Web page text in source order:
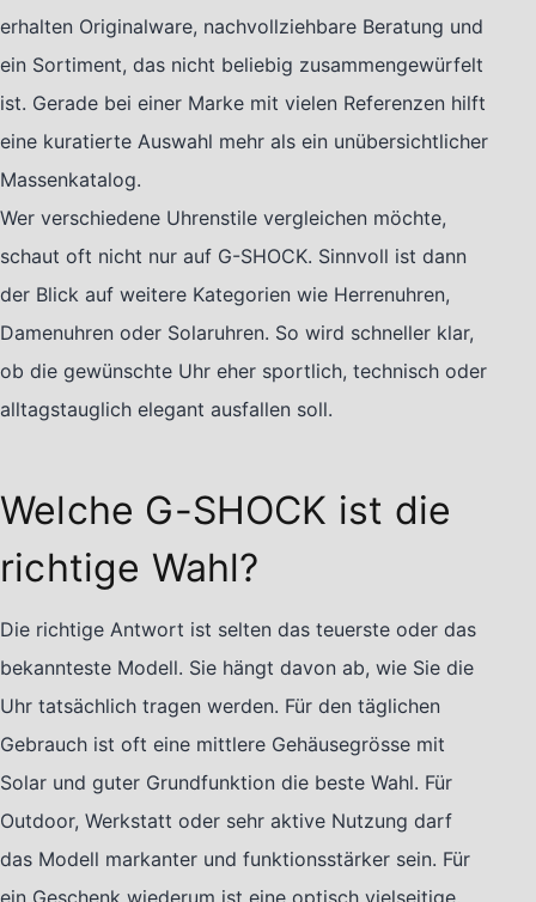
erhalten Originalware, nachvollziehbare Beratung und
ein Sortiment, das nicht beliebig zusammengewürfelt
ist. Gerade bei einer Marke mit vielen Referenzen hilft
eine kuratierte Auswahl mehr als ein unübersichtlicher
Massenkatalog.
Wer verschiedene Uhrenstile vergleichen möchte,
schaut oft nicht nur auf G-SHOCK. Sinnvoll ist dann
der Blick auf weitere Kategorien wie Herrenuhren,
Damenuhren oder Solaruhren. So wird schneller klar,
ob die gewünschte Uhr eher sportlich, technisch oder
alltagstauglich elegant ausfallen soll.
Welche G-SHOCK ist die
richtige Wahl?
Die richtige Antwort ist selten das teuerste oder das
bekannteste Modell. Sie hängt davon ab, wie Sie die
Uhr tatsächlich tragen werden. Für den täglichen
Gebrauch ist oft eine mittlere Gehäusegrösse mit
Solar und guter Grundfunktion die beste Wahl. Für
Outdoor, Werkstatt oder sehr aktive Nutzung darf
das Modell markanter und funktionsstärker sein. Für
ein Geschenk wiederum ist eine optisch vielseitige,